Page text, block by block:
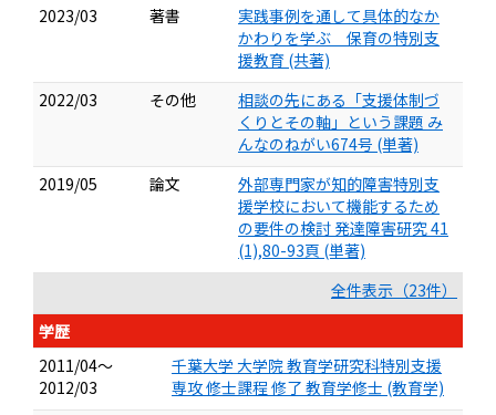
2023/03
著書
実践事例を通して具体的なか
かわりを学ぶ 保育の特別支
援教育 (共著)
2022/03
その他
相談の先にある「支援体制づ
くりとその軸」という課題 み
んなのねがい674号 (単著)
2019/05
論文
外部専門家が知的障害特別支
援学校において機能するため
の要件の検討 発達障害研究 41
(1),80-93頁 (単著)
全件表示（23件）
学歴
2011/04～
2012/03
千葉大学 大学院 教育学研究科特別支援
専攻 修士課程 修了 教育学修士 (教育学)